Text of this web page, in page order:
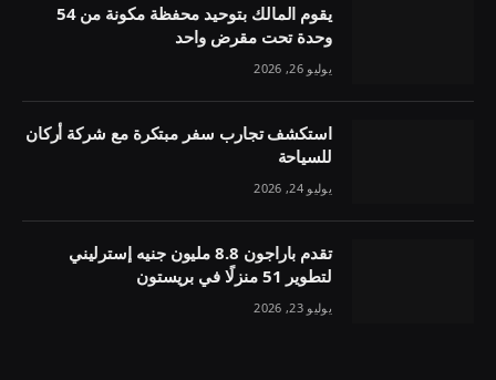
يقوم المالك بتوحيد محفظة مكونة من 54
وحدة تحت مقرض واحد
يوليو 26, 2026
استكشف تجارب سفر مبتكرة مع شركة أركان
للسياحة
يوليو 24, 2026
تقدم باراجون 8.8 مليون جنيه إسترليني
لتطوير 51 منزلًا في بريستون
يوليو 23, 2026